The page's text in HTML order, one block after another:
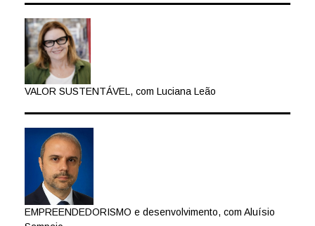
VALOR SUSTENTÁVEL, com Luciana Leão
EMPREENDEDORISMO e desenvolvimento, com Aluísio